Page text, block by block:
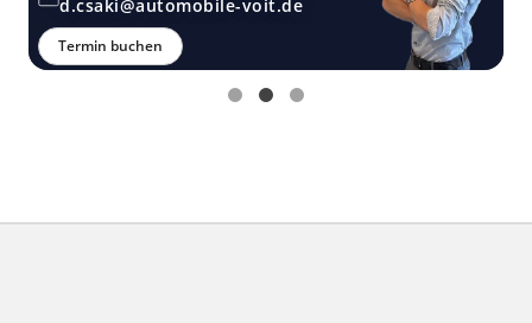
t.moestel@automobile-voit.de
Termin buchen